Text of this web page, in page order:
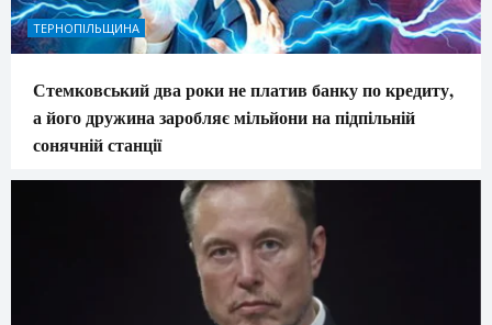
ТЕРНОПІЛЬЩИНА
Стемковський два роки не платив банку по кредиту,
а його дружина заробляє мільйони на підпільній
сонячній станції